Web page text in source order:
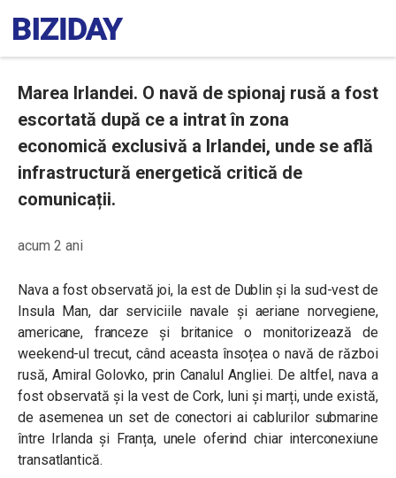
Marea Irlandei. O navă de spionaj rusă a fost
escortată după ce a intrat în zona
economică exclusivă a Irlandei, unde se află
infrastructură energetică critică de
comunicații.
acum 2 ani
Nava a fost observată joi, la est de Dublin și la sud-vest de
Insula Man, dar serviciile navale și aeriane norvegiene,
americane, franceze și britanice o monitorizează de
weekend-ul trecut, când aceasta însoțea o navă de război
rusă, Amiral Golovko, prin Canalul Angliei. De altfel, nava a
fost observată și la vest de Cork, luni și marți, unde există,
de asemenea un set de conectori ai cablurilor submarine
între Irlanda și Franța, unele oferind chiar interconexiune
transatlantică.